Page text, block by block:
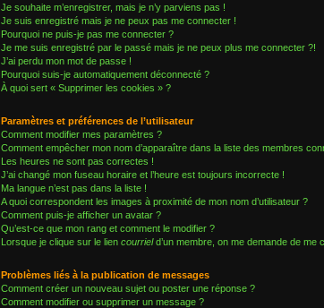
Je souhaite m’enregistrer, mais je n’y parviens pas !
Je suis enregistré mais je ne peux pas me connecter !
Pourquoi ne puis-je pas me connecter ?
Je me suis enregistré par le passé mais je ne peux plus me connecter ?!
J’ai perdu mon mot de passe !
Pourquoi suis-je automatiquement déconnecté ?
À quoi sert « Supprimer les cookies » ?
Paramètres et préférences de l’utilisateur
Comment modifier mes paramètres ?
Comment empêcher mon nom d’apparaître dans la liste des membres
Les heures ne sont pas correctes !
J’ai changé mon fuseau horaire et l’heure est toujours incorrecte !
Ma langue n’est pas dans la liste !
A quoi correspondent les images à proximité de mon nom d’utilisateur ?
Comment puis-je afficher un avatar ?
Qu’est-ce que mon rang et comment le modifier ?
Lorsque je clique sur le lien courrield’un membre, on me demande de me
Problèmes liés à la publication de messages
Comment créer un nouveau sujet ou poster une réponse ?
Comment modifier ou supprimer un message ?